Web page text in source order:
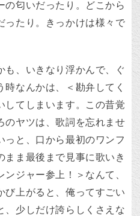
の匂いだったり。どこから
ったり。きっかけは様々で
も、いきなり浮かんで、ぐ
なんかは、＜勘弁してく
してしまいます。この昔覚
のヤツは、歌詞を忘れませ
っと、口から最初のワンフ
まま最後まで見事に歌いき
ジャー参上！＞なんて、
び上がると、俺ってすごい
、少しだけ誇らしくさえな